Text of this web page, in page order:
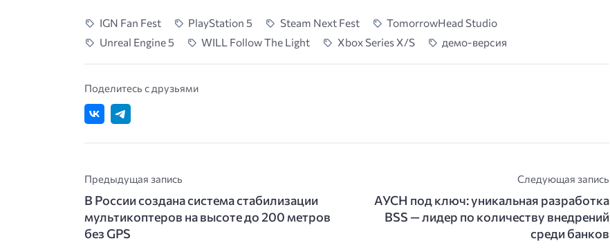
IGN Fan Fest PlayStation 5 Steam Next Fest
TomorrowHead Studio
Unreal Engine 5
WILL Follow The Light Xbox Series X/S демо-версия
Поделитесь с друзьями
Предыдущая запись
В России создана система стабилизации
мультикоптеров на высоте до 200 метров
без GPS
Следующая запись
АУСН под ключ: уникальная разработка
BSS — лидер по количеству внедрений
среди банков